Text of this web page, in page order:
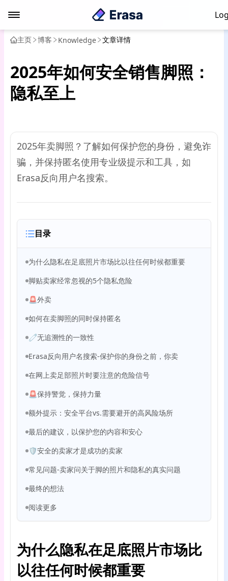
主页 博客 Knowledge 文章详情
2025年如何安全销售脚照：
隐私至上
2025年卖脚照？了解如何保护您的身份，避免诈
骗，并保持匿名使用专业级提示和工具，如
Erasa反向用户名搜索。
目录
为什么隐私在足底照片市场比以往任何时候都重要
脚贴卖家经常忽视的5个隐私危险
🚨外卖
如何在卖脚照的同时保持匿名
🧷无追溯性的一致性
Erasa反向用户名搜索-保护你的身份之前，你卖
在网上卖足部照片时要注意的危险信号
🚨保持警觉，保持力量
额外提示：安全平台vs.需要避开的高风险场所
最后的建议，以保护您的内容和安心
🛡️安全的卖家才是成功的卖家
常见问题-卖家问关于脚的照片和隐私的真实问题
最终的想法
阅读更多
为什么隐私在足底照片市场比
以往任何时候都重要